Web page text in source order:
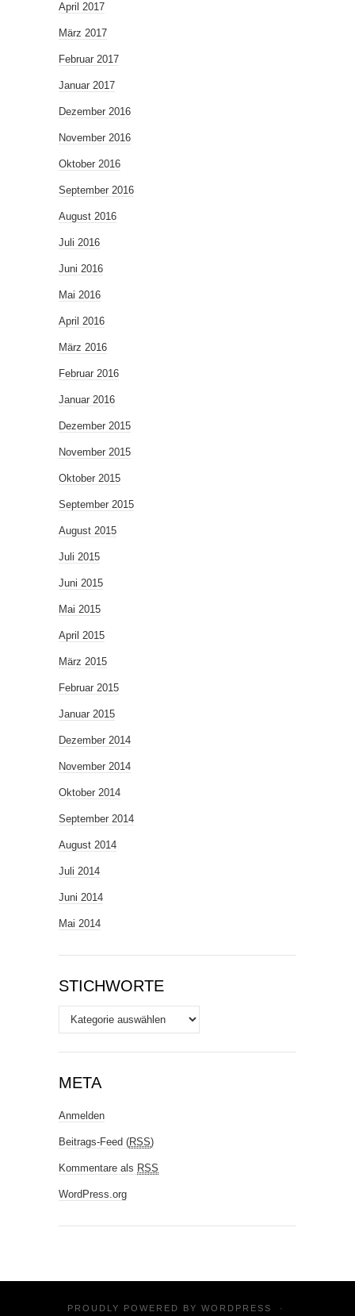
April 2017
März 2017
Februar 2017
Januar 2017
Dezember 2016
November 2016
Oktober 2016
September 2016
August 2016
Juli 2016
Juni 2016
Mai 2016
April 2016
März 2016
Februar 2016
Januar 2016
Dezember 2015
November 2015
Oktober 2015
September 2015
August 2015
Juli 2015
Juni 2015
Mai 2015
April 2015
März 2015
Februar 2015
Januar 2015
Dezember 2014
November 2014
Oktober 2014
September 2014
August 2014
Juli 2014
Juni 2014
Mai 2014
STICHWORTE
Stichworte
META
Anmelden
Beitrags-Feed (RSS)
Kommentare als RSS
WordPress.org
PROUDLY POWERED BY WORDPRESS ·